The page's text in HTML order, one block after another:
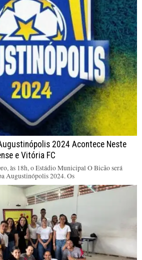
2024 Acontece Neste
e Vitória FC
às 18h, o Estádio Municipal O Bicão será
Augustinópolis 2024. Os